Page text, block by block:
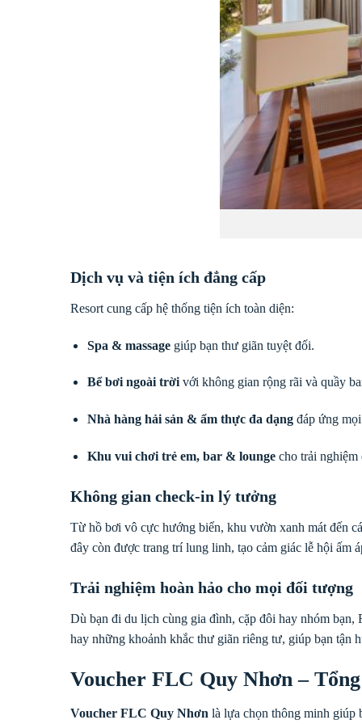
Dịch vụ và tiện ích đẳng cấp
Resort cung cấp hệ thống tiện ích toàn diện:
Spa & massagegiúp bạn thư giãn tuyệt đối.
Bể bơi ngoài trờivới không gian rộng rãi và quầy
Nhà hàng hải sản & ẩm thực đa dạngđáp ứng mọi
Khu vui chơi trẻ em, bar & loungecho trải nghiệm
Không gian check-in lý tưởng
Từ hồ bơi vô cực hướng biển, khu vườn xanh mát đến
đây còn được trang trí lung linh, tạo cảm giác lễ hội ấm
Trải nghiệm hoàn hảo cho mọi đối tượng
Dù bạn đi du lịch cùng gia đình, cặp đôi hay nhóm
hay những khoảnh khắc thư giãn riêng tư, giúp bạn tận
Voucher FLC Quy Nhơn –
Voucher FLC Quy Nhơn là lựa chọn thông minh giúp